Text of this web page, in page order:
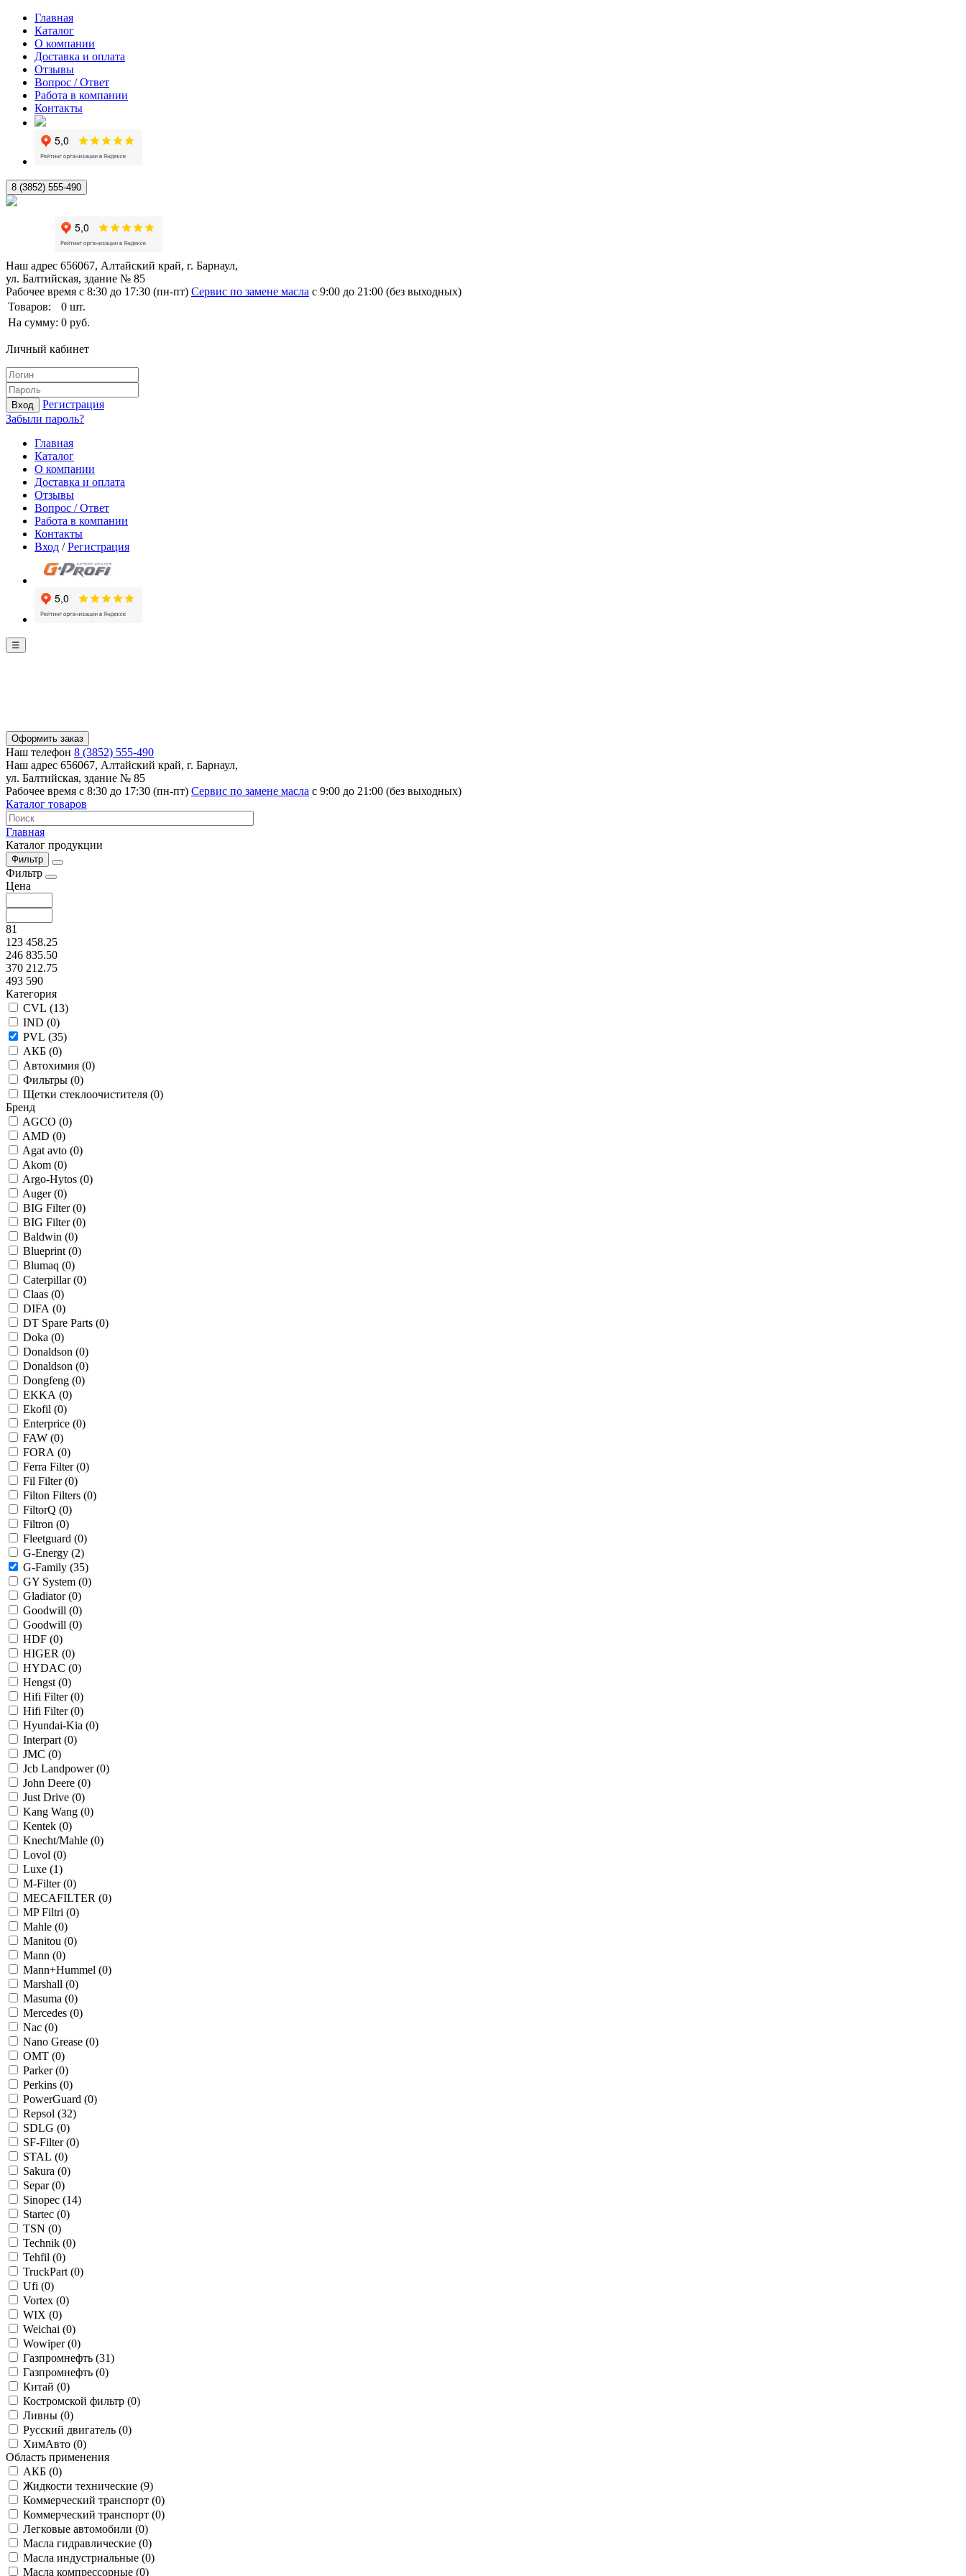
Главная
Каталог
О компании
Доставка и оплата
Отзывы
Вопрос / Ответ
Работа в компании
Контакты
8 (3852) 555-490
Наш адрес 656067, Алтайский край, г. Барнаул,
ул. Балтийская, здание № 85
Рабочее время с 8:30 до 17:30 (пн-пт) Сервис по замене масла с 9:00 до 21:00 (без выходных)
Товаров:
0 шт.
На сумму: 0 руб.
Личный кабинет
Вход
Регистрация
Забыли пароль?
Главная
Каталог
О компании
Доставка и оплата
Отзывы
Вопрос / Ответ
Работа в компании
Контакты
Вход /Регистрация
☰
Оформить заказ
Наш телефон 8 (3852) 555-490
Наш адрес 656067, Алтайский край, г. Барнаул,
ул. Балтийская, здание № 85
Рабочее время с 8:30 до 17:30 (пн-пт) Сервис по замене масла с 9:00 до 21:00 (без выходных)
Каталог товаров
Главная
Каталог продукции
Фильтр
Фильтр
Цена
81
123 458.25
246 835.50
370 212.75
493 590
Категория
CVL (13)
IND (0)
PVL (35)
АКБ (0)
Автохимия (0)
Фильтры (0)
Щетки стеклоочистителя (0)
Бренд
AGCO (0)
AMD (0)
Agat avto (0)
Akom (0)
Argo-Hytos (0)
Auger (0)
BIG Filter (0)
BIG Filter (0)
Baldwin (0)
Blueprint (0)
Blumaq (0)
Caterpillar (0)
Claas (0)
DIFA (0)
DT Spare Parts (0)
Doka (0)
Donaldson (0)
Donaldson (0)
Dongfeng (0)
EKKA (0)
Ekofil (0)
Enterprice (0)
FAW (0)
FORA (0)
Ferra Filter (0)
Fil Filter (0)
Filton Filters (0)
FiltorQ (0)
Filtron (0)
Fleetguard (0)
G-Energy (2)
G-Family (35)
GY System (0)
Gladiator (0)
Goodwill (0)
Goodwill (0)
HDF (0)
HIGER (0)
HYDAC (0)
Hengst (0)
Hifi Filter (0)
Hifi Filter (0)
Hyundai-Kia (0)
Interpart (0)
JMC (0)
Jcb Landpower (0)
John Deere (0)
Just Drive (0)
Kang Wang (0)
Kentek (0)
Knecht/Mahle (0)
Lovol (0)
Luxe (1)
M-Filter (0)
MECAFILTER (0)
MP Filtri (0)
Mahle (0)
Manitou (0)
Mann (0)
Mann+Hummel (0)
Marshall (0)
Masuma (0)
Mercedes (0)
Nac (0)
Nano Grease (0)
OMT (0)
Parker (0)
Perkins (0)
PowerGuard (0)
Repsol (32)
SDLG (0)
SF-Filter (0)
STAL (0)
Sakura (0)
Separ (0)
Sinopec (14)
Startec (0)
TSN (0)
Technik (0)
Tehfil (0)
TruckPart (0)
Ufi (0)
Vortex (0)
WIX (0)
Weichai (0)
Wowiper (0)
Газпромнефть (31)
Газпромнефть (0)
Китай (0)
Костромской фильтр (0)
Ливны (0)
Русский двигатель (0)
ХимАвто (0)
Область применения
АКБ (0)
Жидкости технические (9)
Коммерческий транспорт (0)
Коммерческий транспорт (0)
Легковые автомобили (0)
Масла гидравлические (0)
Масла индустриальные (0)
Масла компрессорные (0)